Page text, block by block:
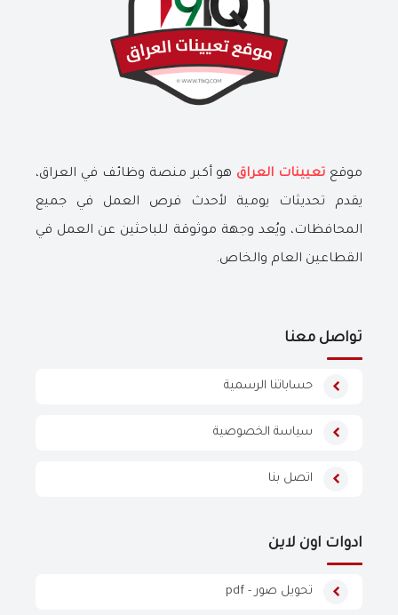
موقع تعيينات العراق هو أكبر منصة وظائف في العراق،
يقدم تحديثات يومية لأحدث فرص العمل في جميع
المحافظات، ويُعد وجهة موثوقة للباحثين عن العمل في
القطاعين العام والخاص.
تواصل معنا
حساباتنا الرسمية
سياسة الخصوصية
اتصل بنا
ادوات اون لاين
تحويل صور - pdf